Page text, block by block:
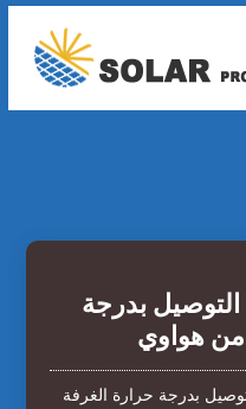
بدرجة
من هواوي
بدرجة حرارة الغرفة